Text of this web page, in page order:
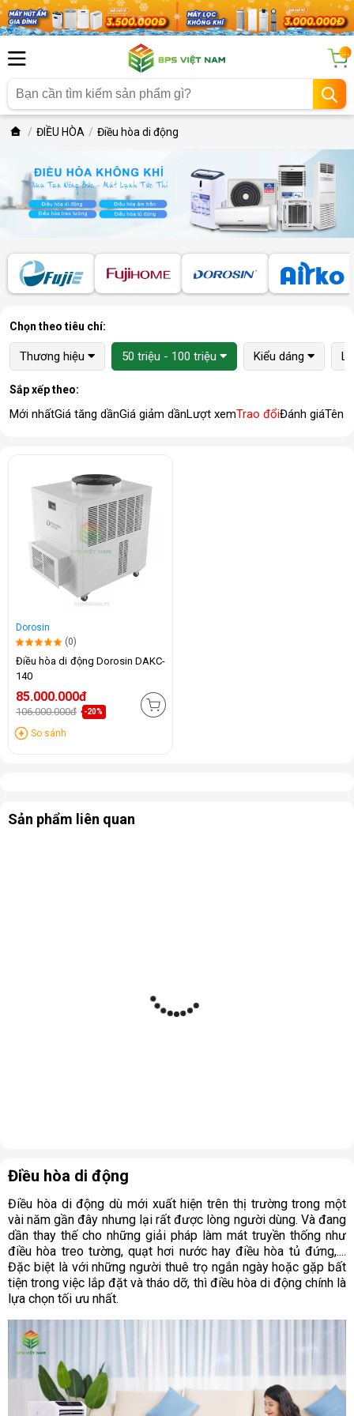
...
ĐIỀU HÒA Điều hòa di động
Chọn theo tiêu chí:
Thương hiệu 50 triệu - 100 triệu Kiểu dáng
Sắp xếp theo:
Mới nhấtGiá tăng dầnGiá giảm dầnLượt xemTrao đổiĐánh giáTên
Dorosin
(0)
Điều hòa di động Dorosin DAKC-
140
85.000.000đ
106.000.000đ -20%
So sánh
Sản phẩm liên quan
Điều hòa di động
Điều hòa di động dù mới xuất hiện trên thị trường trong một
vài năm gần đây nhưng lại rất được lòng người dùng. Và đang
dần thay thế cho những giải pháp làm mát truyền thống như
điều hòa treo tường, quạt hơi nước hay điều hòa tủ đứng,....
Đặc biệt là với những người thuê trọ ngắn ngày hoặc gặp bất
tiện trong việc lắp đặt và tháo dỡ, thì điều hòa di động chính là
lựa chọn tối ưu nhất.